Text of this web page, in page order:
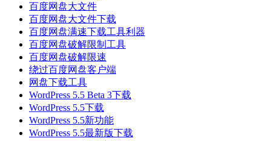
百度网盘大文件
百度网盘大文件下载
百度网盘满速下载工具利器
百度网盘破解限制工具
百度网盘破解限速
绕过百度网盘客户端
网盘下载工具
WordPress 5.5 Beta 3下载
WordPress 5.5下载
WordPress 5.5新功能
WordPress 5.5最新版下载